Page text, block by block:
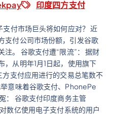
印度四方支付
付市场巨头将如何应对？ 近
支付公司市场份额，引发谷歌
。 谷歌支付遭“限流”： 据财
，从明年1月1日起，使用旗下
支付应用进行的交易总笔数不
意味着谷歌支付、PhonePe
： 谷歌支付印度商务主管
数亿使用电子支付系统的用户